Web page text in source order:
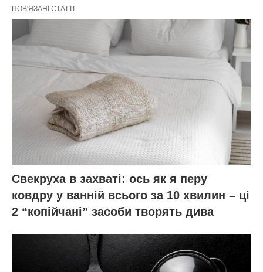
ПОВ'ЯЗАНІ СТАТТІ
Свекруха в захваті: ось як я перу
ковдру у ванній всього за 10 хвилин – ці
2 “копійчані” засоби творять дива